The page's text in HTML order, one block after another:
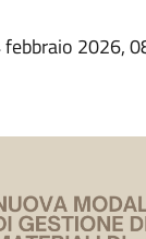
febbraio 2026,